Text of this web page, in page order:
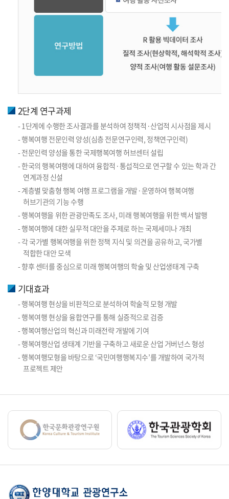
2단계 연구과제
- 1단계에 수행한 조사결과를 분석하여 정책적·산업적 시사점을 제시
- 행복여행 전문인력 양성(심층 전문연구인력, 정책연구인력)
- 전문인력 양성을 통한 국제행복여행 허브센터 설립
- 한국의 행복여행에 대하여 융합적·통섭적으로 연구할 수 있는 학과 간
연계과정 신설
- 계층별 맞춤형 행복 여행 프로그램을 개발·운영하여 행복여행
허브기관의 기능 수행
- 행복여행을 위한 관광만족도 조사, 미래 행복여행을 위한 백서 발행
- 행복여행에 대한 실무적 대안을 주제로 하는 국제세미나 개최
- 각 국가별 행복여행을 위한 정책 지식 및 의견을 공유하고, 국가별
적합한 대안 모색
- 향후 센터를 중심으로 미래 행복여행의 학술 및 산업생태계 구축
기대효과
- 행복여행 현상을 비판적으로 분석하여 학술적 모형 개발
- 행복여행 현상을 융합연구를 통해 실증적으로 검증
- 행복여행산업의 혁신과 미래전략 개발에 기여
- 행복여행산업 생태계 기반을 구축하고 새로운 산업 거버넌스 형성
- 행복여행모형을 바탕으로 ‘국민여행행복지수’를 개발하여 국가적
프로젝트 제안